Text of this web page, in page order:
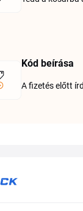
Kód beírása
A fizetés előtt